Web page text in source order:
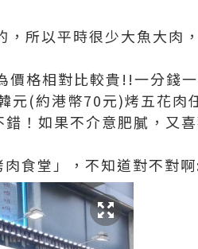
所以平時很少大魚大肉
價格相對比較貴!!一分錢
元(約港幣70元)烤五花肉
！如果不介意肥膩，又
食堂」，不知道對不對